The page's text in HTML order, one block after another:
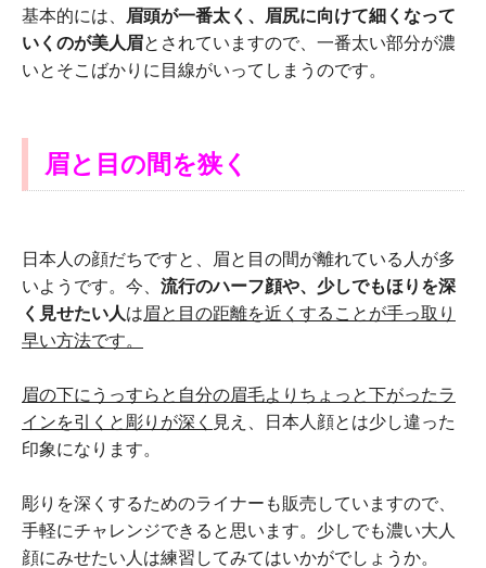
基本的には、
眉頭が一番太く、眉尻に向けて細くなって
いくのが美人眉とされていますので、一番太い部分が濃
いとそこばかりに目線がいってしまうのです。
眉と目の間を狭く
日本人の顔だちですと、眉と目の間が離れている人が多
いようです。今、 流行のハーフ顔や、少しでもほりを深
く見せたい人は眉と目の距離を近くすることが手っ取り
早い方法です。
眉の下にうっすらと自分の眉毛よりちょっと下がったラ
インを引くと彫りが深く 見え、日本人顔とは少し違った
印象になります。
彫りを深くするためのライナーも販売していますので、
手軽にチャレンジできると思います。少しでも濃い大人
顔にみせたい人は練習してみてはいかがでしょうか。